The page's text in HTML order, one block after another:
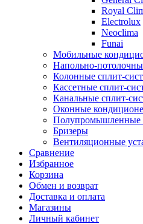
Royal
Electrolux
Neoclima
Funai
Мобильные
Напольно-
Колонные ​​сплит-
Кассетные сплит-
Канальные сплит-
Оконные
Полупромышленные
Бризеры
Вентиляционные
Сравнение
Избранное
Корзина
Обмен и возврат
Доставка и оплата
Магазины
Личный кабинет